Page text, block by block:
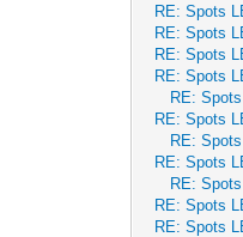
RE: Spots
RE: Spots
RE: Spots
RE: Spots
RE:
RE: Spots
RE:
RE: Spots
RE:
RE: Spots
RE: Spots